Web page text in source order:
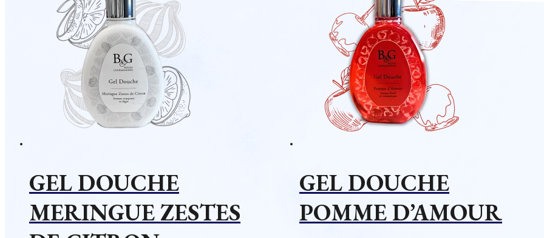
GEL DOUCHE
MERINGUE ZESTES
GEL DOUCHE
POMME D’AMOUR